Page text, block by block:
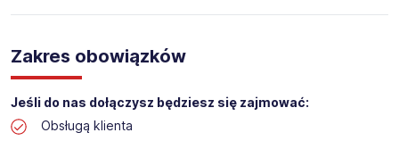
Pośrednictwa Pracy i Doradztwa Personalnego Work &
Profit jest obecnie jedną z największych niezależnych
polskich agencji zatrudnienia. W ciągu wielu lat naszej
działalności daliśmy pracę przeszło 50 000 pracowników
w całym kraju. Skutecznie znajdujemy pracowników dla
największych firm, jak również małych rodzinnych
Zakres obowiązków
Jeśli do nas dołączysz będziesz się zajmować:
Obsługą klienta